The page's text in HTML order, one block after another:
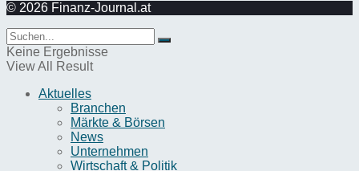
© 2026 Finanz-Journal.at
Keine Ergebnisse
View All Result
Aktuelles
Branchen
Märkte & Börsen
News
Unternehmen
Wirtschaft & Politik